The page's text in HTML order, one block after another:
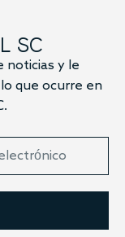
SC
noticias y le
que ocurre en